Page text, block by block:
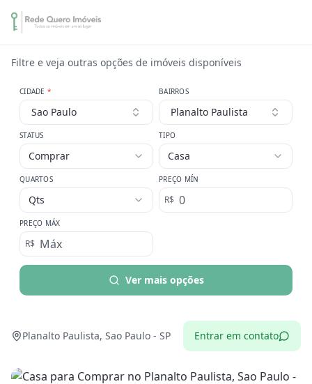
Filtre e veja outras opções de imóveis disponíveis
CIDADE *
Sao Paulo
BAIRROS
Planalto Paulista
STATUS
Comprar
TIPO
Casa
QUARTOS
Qts
PREÇO MÍN
R$
PREÇO MÁX
R$
Ver mais opções
Planalto Paulista, Sao Paulo - SP Entrar em contato